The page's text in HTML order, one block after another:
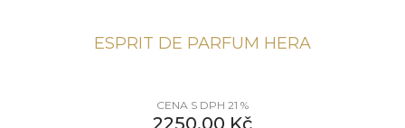
ESPRIT DE PARFUM HERA
CENA S DPH 21 %
2250,00 Kč